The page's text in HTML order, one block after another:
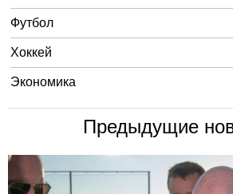
Футбол
Хоккей
Экономика
Предыдущие